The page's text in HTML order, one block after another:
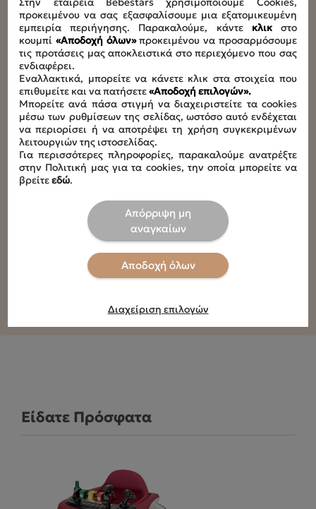
Οδηγίες καθαριότητας - συντήρησης
Τα υφασμάτινα μέρη πλένονται στους 30°C στο Χέρι
,Xωρίς λευκαντικά ,Oχι στεγνωτήριο
Οδηγίες Χρήσης
Είδατε Πρόσφατα
προκειμένου να σας εξασφαλίσουμε μια εξατομικευμένη
εμπειρία περιήγησης. Παρακαλούμε, κάντε κλικ στο
κουμπί «Αποδοχή όλων»προκειμένου να προσαρμόσουμε
τις προτάσεις μας αποκλειστικά στο περιεχόμενο που σας
ενδιαφέρει.
Εναλλακτικά, μπορείτε να κάνετε κλικ στα στοιχεία που
επιθυμείτε και να πατήσετε«Αποδοχή επιλογών».
Μπορείτε ανά πάσα στιγμή να διαχειριστείτε τα cookies
μέσω των ρυθμίσεων της σελίδας, ωστόσο αυτό ενδέχεται
να περιορίσει ή να αποτρέψει τη χρήση συγκεκριμένων
λειτουργιών της ιστοσελίδας.
Για περισσότερες πληροφορίες, παρακαλούμε ανατρέξτε
στην Πολιτική μας για τα cookies, την οποία μπορείτε να
βρείτεεδώ.
Απόρριψη μη
αναγκαίων
Αποδοχή όλων
Διαχείριση επιλογών